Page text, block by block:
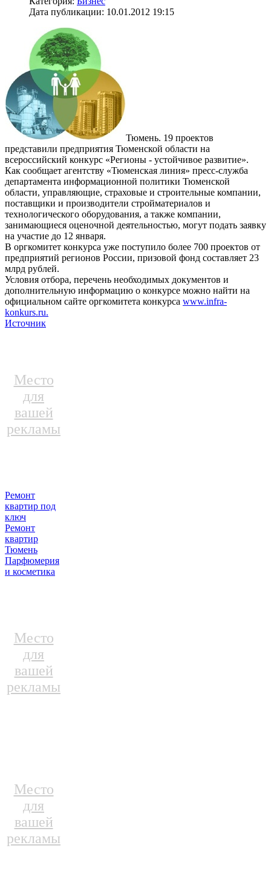
Дата публикации: 10.01.2012 19:15
Тюмень. 19 проектов
представили предприятия Тюменской области на
всероссийский конкурс «Регионы - устойчивое развитие».
Как сообщает агентству «Тюменская линия» пресс-служба
департамента информационной политики Тюменской
области, управляющие, страховые и строительные компании,
поставщики и производители стройматериалов и
технологического оборудования, а также компании,
занимающиеся оценочной деятельностью, могут подать заявку
на участие до 12 января.
В оргкомитет конкурса уже поступило более 700 проектов от
предприятий регионов России, призовой фонд составляет 23
млрд рублей.
Условия отбора, перечень необходимых документов и
дополнительную информацию о конкурсе можно найти на
официальном сайте оргкомитета конкурса www.infra-
konkurs.ru.
Источник
Место
для
вашей
рекламы
Ремонт
квартир под
ключ
Ремонт
квартир
Тюмень
Парфюмерия
и косметика
Место
для
вашей
рекламы
Место
для
вашей
рекламы